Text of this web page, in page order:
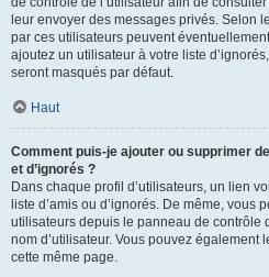
leur envoyer des messages privés. Selon
par ces utilisateurs peuvent
ajoutez un utilisateur à votre liste
seront masqués par défaut.
Haut
Comment puis-je ajouter ou supprimer
et d’ignorés ?
Dans chaque profil d’utilisateurs, un lien
liste d’amis ou d’ignorés. De même, vous
utilisateurs depuis le panneau de contrôle
nom d’utilisateur. Vous pouvez également
cette même page.